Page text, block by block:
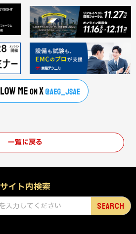
一覧に戻る
サイト内検索